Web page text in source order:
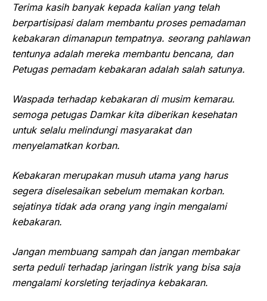
Terima kasih banyak kepada kalian yang telah
berpartisipasi dalam membantu proses pemadaman
kebakaran dimanapun tempatnya. seorang pahlawan
tentunya adalah mereka membantu bencana, dan
Petugas pemadam kebakaran adalah salah satunya.
Waspada terhadap kebakaran di musim kemarau.
semoga petugas Damkar kita diberikan kesehatan
untuk selalu melindungi masyarakat dan
menyelamatkan korban.
Kebakaran merupakan musuh utama yang harus
segera diselesaikan sebelum memakan korban.
sejatinya tidak ada orang yang ingin mengalami
kebakaran.
Jangan membuang sampah dan jangan membakar
serta peduli terhadap jaringan listrik yang bisa saja
mengalami korsleting terjadinya kebakaran.